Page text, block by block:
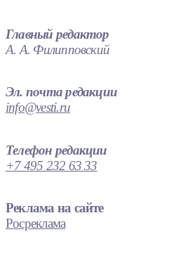
Главный редактор
А. А. Филипповский
Эл. почта редакции
info@vesti.ru
Телефон редакции
+7 495 232 63 33
Реклама на сайте
Росреклама